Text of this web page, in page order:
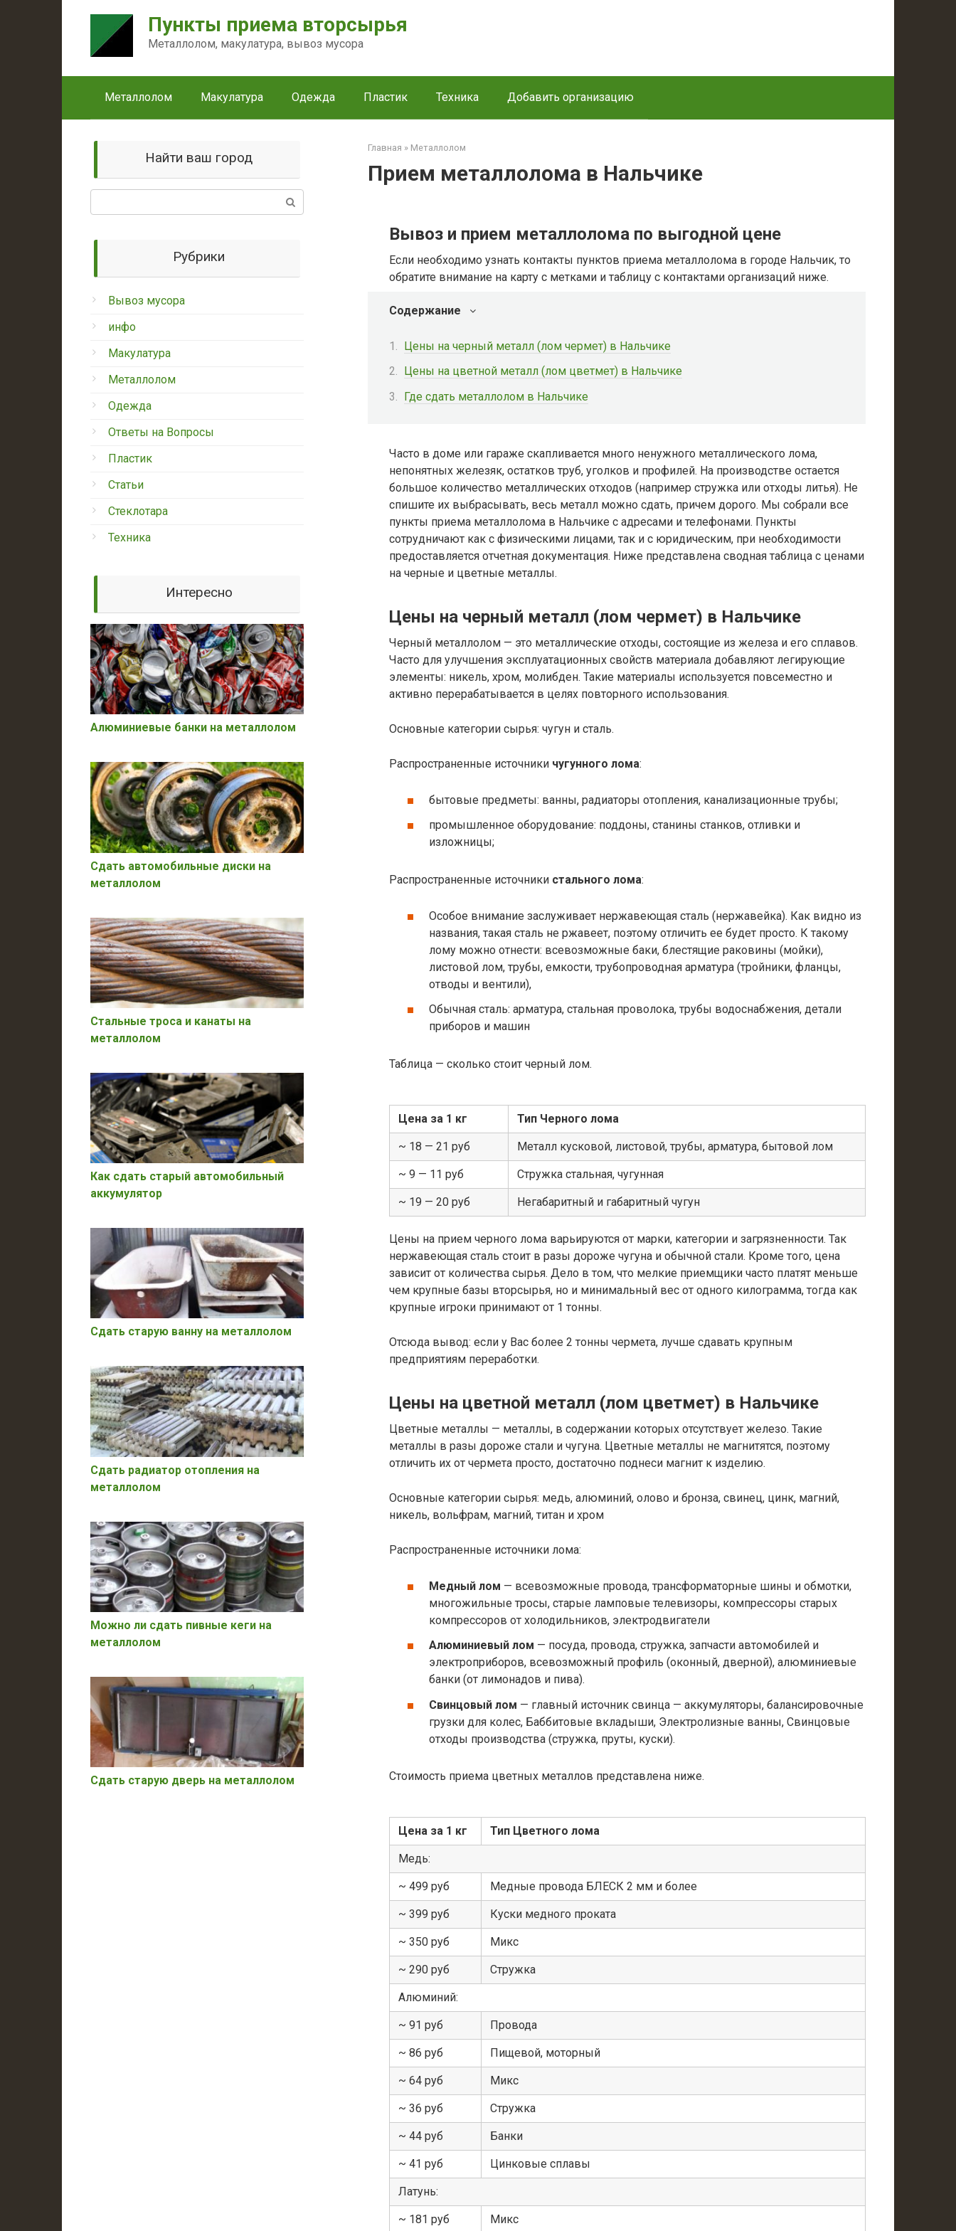
Пункты приема вторсырья
Металлолом, макулатура, вывоз мусора
Металлолом Макулатура Одежда Пластик Техника Добавить организацию
Главная » Металлолом
Прием металлолома в Нальчике
Вывоз и прием металлолома по выгодной цене
Если необходимо узнать контакты пунктов приема металлолома в городе Нальчик, то
обратите внимание на карту с метками и таблицу с контактами организаций ниже.
Содержание
Цены на черный металл (лом чермет) в Нальчике
Цены на цветной металл (лом цветмет) в Нальчике
Где сдать металлолом в Нальчике
Часто в доме или гараже скапливается много ненужного металлического лома,
непонятных железяк, остатков труб, уголков и профилей. На производстве остается
большое количество металлических отходов (например стружка или отходы литья). Не
спишите их выбрасывать, весь металл можно сдать, причем дорого. Мы собрали все
пункты приема металлолома в Нальчике с адресами и телефонами. Пункты
сотрудничают как с физическими лицами, так и с юридическим, при необходимости
предоставляется отчетная документация. Ниже представлена сводная таблица с ценами
на черные и цветные металлы.
Цены на черный металл (лом чермет) в Нальчике
Черный металлолом — это металлические отходы, состоящие из железа и его сплавов.
Часто для улучшения эксплуатационных свойств материала добавляют легирующие
элементы: никель, хром, молибден. Такие материалы используется повсеместно и
активно перерабатывается в целях повторного использования.
Основные категории сырья: чугун и сталь.
Распространенные источники чугунного лома:
бытовые предметы: ванны, радиаторы отопления, канализационные трубы;
промышленное оборудование: поддоны, станины станков, отливки и
изложницы;
Распространенные источники стального лома:
Особое внимание заслуживает нержавеющая сталь (нержавейка). Как видно из
названия, такая сталь не ржавеет, поэтому отличить ее будет просто. К такому
лому можно отнести: всевозможные баки, блестящие раковины (мойки),
листовой лом, трубы, емкости, трубопроводная арматура (тройники, фланцы,
отводы и вентили),
Обычная сталь: арматура, стальная проволока, трубы водоснабжения, детали
приборов и машин
Таблица — сколько стоит черный лом.
Цена за 1 кг Тип Черного лома
~ 18 — 21 руб Металл кусковой, листовой, трубы, арматура, бытовой лом
~ 9 — 11 руб Стружка стальная, чугунная
~ 19 — 20 руб Негабаритный и габаритный чугун
Цены на прием черного лома варьируются от марки, категории и загрязненности. Так
нержавеющая сталь стоит в разы дороже чугуна и обычной стали. Кроме того, цена
зависит от количества сырья. Дело в том, что мелкие приемщики часто платят меньше
чем крупные базы вторсырья, но и минимальный вес от одного килограмма, тогда как
крупные игроки принимают от 1 тонны.
Отсюда вывод: если у Вас более 2 тонны чермета, лучше сдавать крупным
предприятиям переработки.
Цены на цветной металл (лом цветмет) в Нальчике
Цветные металлы — металлы, в содержании которых отсутствует железо. Такие
металлы в разы дороже стали и чугуна. Цветные металлы не магнитятся, поэтому
отличить их от чермета просто, достаточно поднеси магнит к изделию.
Основные категории сырья: медь, алюминий, олово и бронза, свинец, цинк, магний,
никель, вольфрам, магний, титан и хром
Распространенные источники лома:
Медный лом — всевозможные провода, трансформаторные шины и обмотки,
многожильные тросы, старые ламповые телевизоры, компрессоры старых
компрессоров от холодильников, электродвигатели
Алюминиевый лом — посуда, провода, стружка, запчасти автомобилей и
электроприборов, всевозможный профиль (оконный, дверной), алюминиевые
банки (от лимонадов и пива).
Свинцовый лом — главный источник свинца — аккумуляторы, балансировочные
грузки для колес, Баббитовые вкладыши, Электролизные ванны, Свинцовые
отходы производства (стружка, пруты, куски).
Стоимость приема цветных металлов представлена ниже.
Цена за 1 кг Тип Цветного лома
Медь:
~ 499 руб Медные провода БЛЕСК 2 мм и более
~ 399 руб Куски медного проката
~ 350 руб Микс
~ 290 руб Стружка
Алюминий:
~ 91 руб Провода
~ 86 руб Пищевой, моторный
~ 64 руб Микс
~ 36 руб Стружка
~ 44 руб Банки
~ 41 руб Цинковые сплавы
Латунь:
~ 181 руб Микс
Найти ваш город
Рубрики
Вывоз мусора
инфо
Макулатура
Металлолом
Одежда
Ответы на Вопросы
Пластик
Статьи
Стеклотара
Техника
Интересно
Алюминиевые банки на металлолом
Сдать автомобильные диски на
металлолом
Стальные троса и канаты на
металлолом
Как сдать старый автомобильный
аккумулятор
Сдать старую ванну на металлолом
Сдать радиатор отопления на
металлолом
Можно ли сдать пивные кеги на
металлолом
Сдать старую дверь на металлолом